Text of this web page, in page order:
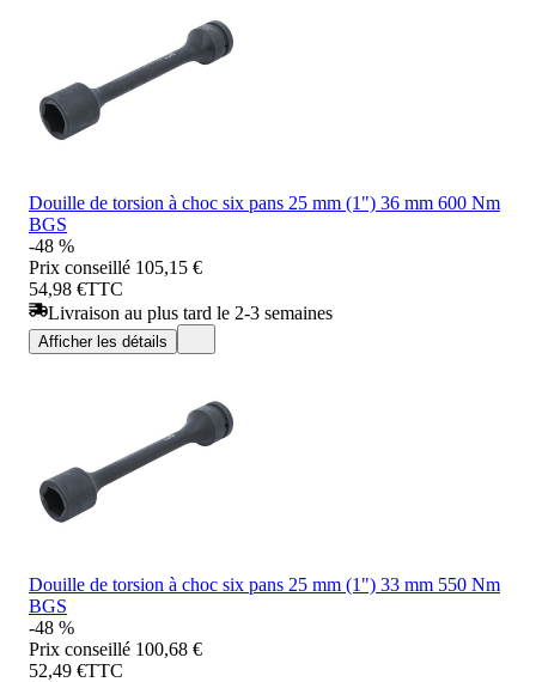
Douille de torsion à choc six pans 25 mm (1") 36 mm 600 Nm
BGS
-48 %
Prix conseillé 105,15 €
54,98 €TTC
Livraison au plus tard le 2-3 semaines
Afficher les détails
Douille de torsion à choc six pans 25 mm (1") 33 mm 550 Nm
BGS
-48 %
Prix conseillé 100,68 €
52,49 €TTC